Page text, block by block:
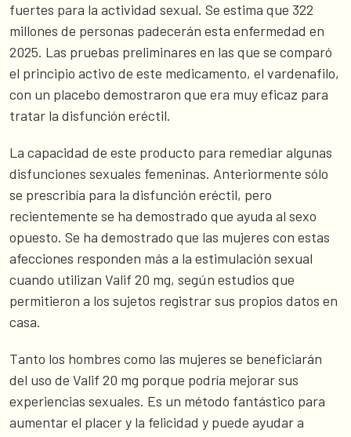
fuertes para la actividad sexual. Se estima que 322
millones de personas padecerán esta enfermedad en
2025. Las pruebas preliminares en las que se comparó
el principio activo de este medicamento, el vardenafilo,
con un placebo demostraron que era muy eficaz para
tratar la disfunción eréctil.
La capacidad de este producto para remediar algunas
disfunciones sexuales femeninas. Anteriormente sólo
se prescribía para la disfunción eréctil, pero
recientemente se ha demostrado que ayuda al sexo
opuesto. Se ha demostrado que las mujeres con estas
afecciones responden más a la estimulación sexual
cuando utilizan Valif 20 mg, según estudios que
permitieron a los sujetos registrar sus propios datos en
casa.
Tanto los hombres como las mujeres se beneficiarán
del uso de Valif 20 mg porque podría mejorar sus
experiencias sexuales. Es un método fantástico para
aumentar el placer y la felicidad y puede ayudar a